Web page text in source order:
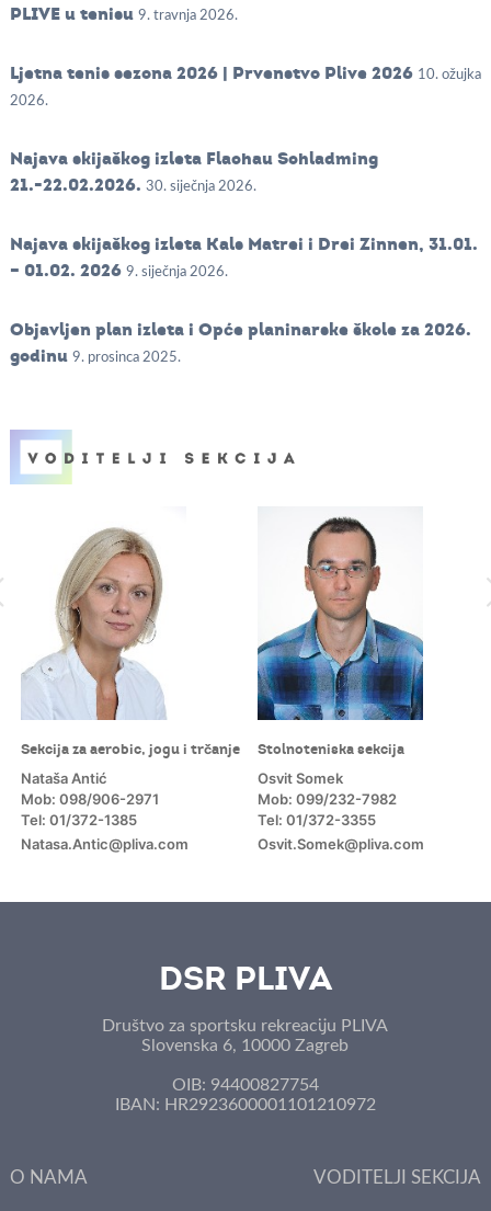
PLIVE u tenisu 9. travnja 2026.
Ljetna tenis sezona 2026 | Prvenstvo Plive 2026 10. ožujka
2026.
Najava skijaškog izleta Flachau Schladming
21.-22.02.2026. 30. siječnja 2026.
Najava skijaškog izleta Kals Matrei i Drei Zinnen, 31.01.
– 01.02. 2026 9. siječnja 2026.
Objavljen plan izleta i Opće planinarske škole za 2026.
godinu 9. prosinca 2025.
Sekcija za aerobic, jogu i trčanje
Nataša Antić
Mob: 098/906-2971
Tel: 01/372-1385
Natasa.Antic@pliva.com
Stolnoteniska sekcija
Osvit Somek
Mob: 099/232-7982
Tel: 01/372-3355
Osvit.Somek@pliva.com
DSR PLIVA
Društvo za sportsku rekreaciju PLIVA
Slovenska 6, 10000 Zagreb
OIB: 94400827754
IBAN: HR2923600001101210972
O NAMA VODITELJI SEKCIJA